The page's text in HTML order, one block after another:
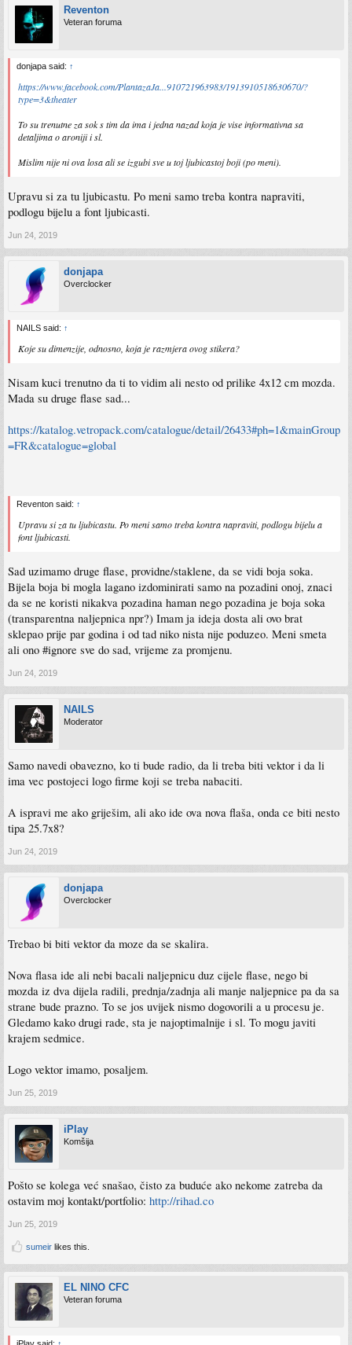
Reventon
Veteran foruma
donjapa said: ↑
https://www.facebook.com/PlantazaJa...910721963983/1913910518630670/?
type=3&theater
To su trenutne za sok s tim da ima i jedna nazad koja je vise informativna sa
detaljima o aroniji i sl.
Mislim nije ni ova losa ali se izgubi sve u toj ljubicastoj boji (po meni).
Upravu si za tu ljubicastu. Po meni samo treba kontra napraviti,
podlogu bijelu a font ljubicasti.
Jun 24, 2019
donjapa
Overclocker
NAILS said: ↑
Koje su dimenzije, odnosno, koja je razmjera ovog stikera?
Nisam kuci trenutno da ti to vidim ali nesto od prilike 4x12 cm mozda.
Mada su druge flase sad...
https://katalog.vetropack.com/catalogue/detail/26433#ph=1&mainGroup
=FR&catalogue=global
Reventon said: ↑
Upravu si za tu ljubicastu. Po meni samo treba kontra napraviti, podlogu bijelu a
font ljubicasti.
Sad uzimamo druge flase, providne/staklene, da se vidi boja soka.
Bijela boja bi mogla lagano izdominirati samo na pozadini onoj, znaci
da se ne koristi nikakva pozadina haman nego pozadina je boja soka
(transparentna naljepnica npr?) Imam ja ideja dosta ali ovo brat
sklepao prije par godina i od tad niko nista nije poduzeo. Meni smeta
ali ono #ignore sve do sad, vrijeme za promjenu.
Jun 24, 2019
NAILS
Moderator
Samo navedi obavezno, ko ti bude radio, da li treba biti vektor i da li
ima vec postojeci logo firme koji se treba nabaciti.
A ispravi me ako griješim, ali ako ide ova nova flaša, onda ce biti nesto
tipa 25.7x8?
Jun 24, 2019
donjapa
Overclocker
Trebao bi biti vektor da moze da se skalira.
Nova flasa ide ali nebi bacali naljepnicu duz cijele flase, nego bi
mozda iz dva dijela radili, prednja/zadnja ali manje naljepnice pa da sa
strane bude prazno. To se jos uvijek nismo dogovorili a u procesu je.
Gledamo kako drugi rade, sta je najoptimalnije i sl. To mogu javiti
krajem sedmice.
Logo vektor imamo, posaljem.
Jun 25, 2019
iPlay
Komšija
Pošto se kolega već snašao, čisto za buduće ako nekome zatreba da
ostavim moj kontakt/portfolio: http://rihad.co
Jun 25, 2019
sumeir likes this.
EL NINO CFC
Veteran foruma